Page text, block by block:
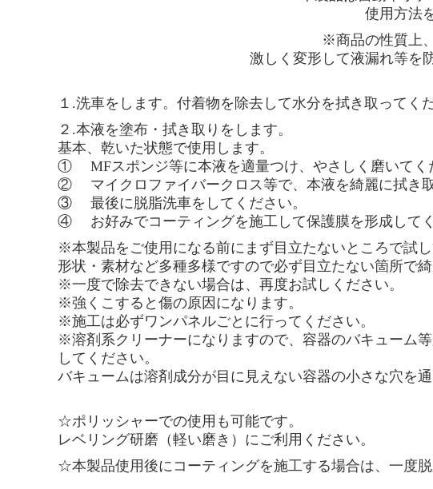
使用方法
※商品の性質上
激しく変形して液漏れ等を
１.洗車をします。付着物を除去して水分を拭き取ってくだ
２.本液を塗布・拭き取りをします。
基本、乾いた状態で使用します。
① MFスポンジ等に本液を適量つけ、やさしく磨いてく
② マイクロファイバークロス等で、本液を綺麗に拭き取
③ 最後に脱脂洗車をしてください。
④ お好みでコーティングを施工して保護膜を形成してく
※本製品をご使用になる前にまず目立たないところで試
形状・素材など多種多様ですので必ず目立たない箇所で
※一度で除去できない場合は、再度お試しください。
※強くこすると傷の原因になります。
※施工は必ずワンパネルごとに行ってください。
※溶剤系クリーナーになりますので、容器のバキューム
してください。
バキュームは溶剤成分が目に見えない容器の小さな穴を
☆ポリッシャーでの使用も可能です。
レベリング研磨（軽い磨き）にご利用ください。
☆本製品使用後にコーティングを施工する場合は、一度